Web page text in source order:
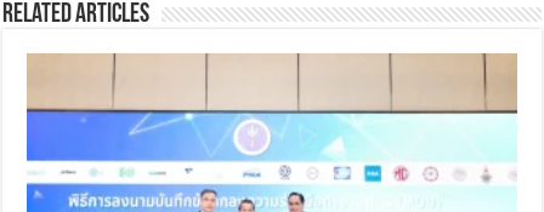
Related Articles